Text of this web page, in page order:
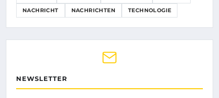
NACHRICHT NACHRICHTEN TECHNOLOGIE
NEWSLETTER